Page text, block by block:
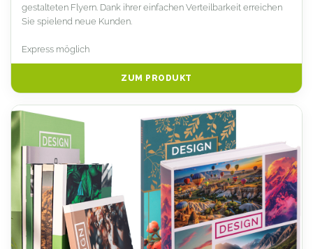
gestalteten Flyern. Dank ihrer einfachen Verteilbarkeit erreichen
Sie spielend neue Kunden.
Express möglich
ZUM PRODUKT